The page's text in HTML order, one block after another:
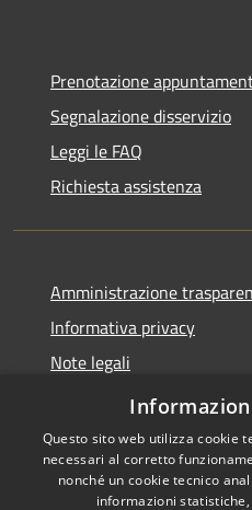
Prenotazione
Segnalazione disservizio
Leggi le FAQ
Richiesta assistenza
Amministrazione
Informativa privacy
Note legali
Dichiarazione di
Questo sito web utilizza cookie
necessari al corretto
nonché un cookie tecnico
informazioni